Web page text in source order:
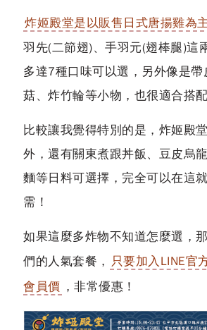
炸姬殿堂是以販售日式唐揚雞為
羽先(二節翅)、手羽元(翅棒腿)這
多達7種口味可以選，另外像是
菇、炸竹輪等小物，也很適合搭
比較讓我覺得特別的是，炸姬殿
外，還有關東煮跟丼飯、豆皮烏
麵等日料可選擇，完全可以在這
需！
如果這麼多炸物不知道怎麼選，
們的人氣套餐， 只要加入LINE官
會員價 ，非常優惠！